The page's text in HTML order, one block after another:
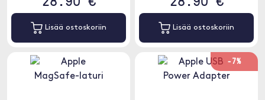
Lisää ostoskoriin Lisää ostoskoriin
-7%